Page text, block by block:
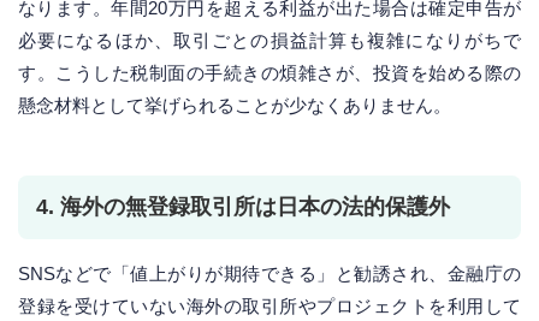
なります。年間20万円を超える利益が出た場合は確定申告が
必要になるほか、取引ごとの損益計算も複雑になりがちで
す。こうした税制面の手続きの煩雑さが、投資を始める際の
懸念材料として挙げられることが少なくありません。
4. 海外の無登録取引所は日本の法的保護外
SNSなどで「値上がりが期待できる」と勧誘され、金融庁の
登録を受けていない海外の取引所やプロジェクトを利用して